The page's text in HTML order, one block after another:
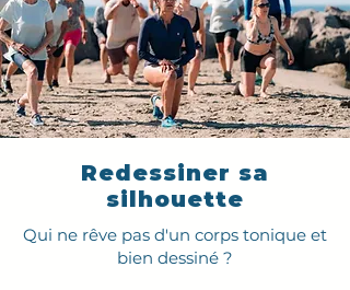
Redessiner sa
silhouette
Qui ne rêve pas d'un corps tonique et
bien dessiné ?